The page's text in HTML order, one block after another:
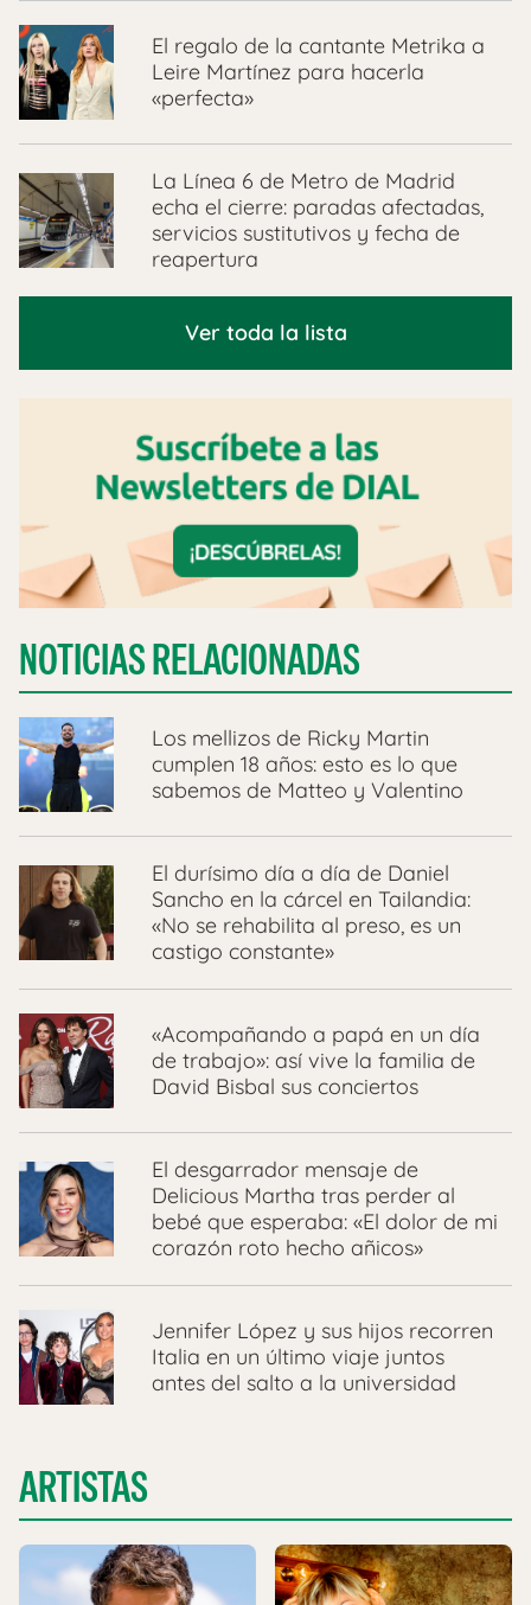
El regalo de la cantante Metrika a
Leire Martínez para hacerla
«perfecta»
La Línea 6 de Metro de Madrid
echa el cierre: paradas afectadas,
servicios sustitutivos y fecha de
reapertura
Ver toda la lista
NOTICIAS RELACIONADAS
Los mellizos de Ricky Martin
cumplen 18 años: esto es lo que
sabemos de Matteo y Valentino
El durísimo día a día de Daniel
Sancho en la cárcel en Tailandia:
«No se rehabilita al preso, es un
castigo constante»
«Acompañando a papá en un día
de trabajo»: así vive la familia de
David Bisbal sus conciertos
El desgarrador mensaje de
Delicious Martha tras perder al
bebé que esperaba: «El dolor de mi
corazón roto hecho añicos»
Jennifer López y sus hijos recorren
Italia en un último viaje juntos
antes del salto a la universidad
ARTISTAS